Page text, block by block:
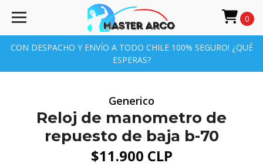
CON DESPACHO Y ENVÍO A TODO CHILE 100% SEGURO! ¿QUÉ
ESPERAS?
0
Generico
Reloj de manometro de
repuesto de baja b-70
$11.900 CLP